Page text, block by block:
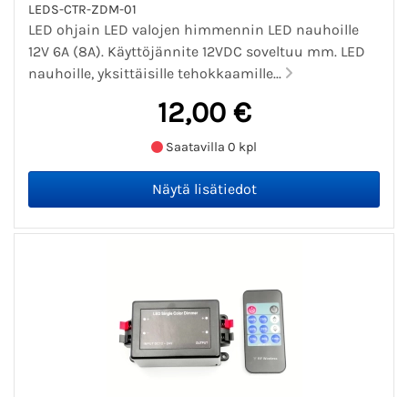
LEDS-CTR-ZDM-01
LED ohjain LED valojen himmennin LED nauhoille
12V 6A (8A). Käyttöjännite 12VDC soveltuu mm. LED
nauhoille, yksittäisille tehokkaamille...
12,00 €
Saatavilla 0 kpl